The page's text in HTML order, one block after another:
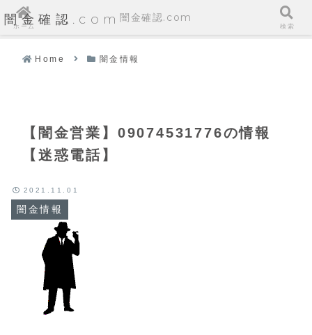
闇金確認.com
Home 闇金情報
【闇金営業】09074531776の情報
【迷惑電話】
闇金情報
2021.11.01
ホーム
闇金確認.com
検索